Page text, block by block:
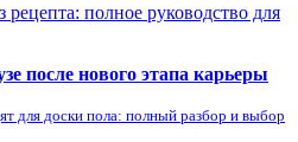
рецепта: полное руководство для
после нового этапа карьеры
для доски пола: полный разбор и выбор